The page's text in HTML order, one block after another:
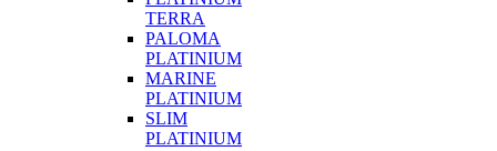
TERRA
PALOMA
PLATINIUM
MARINE
PLATINIUM
SLIM
PLATINIUM